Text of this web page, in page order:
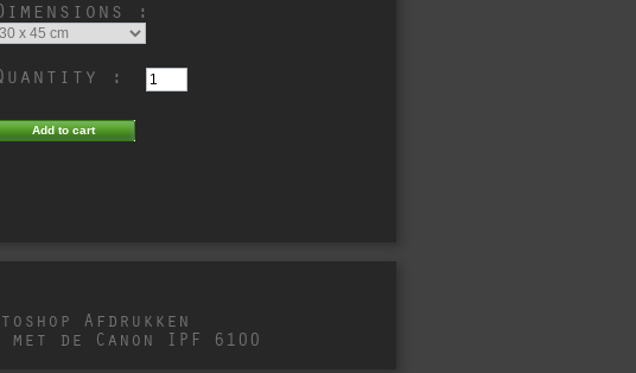
:
:
Afdrukken
de Canon IPF 6100